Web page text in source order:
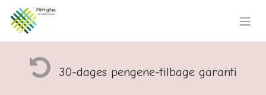
30-dages pengene-tilbage garanti